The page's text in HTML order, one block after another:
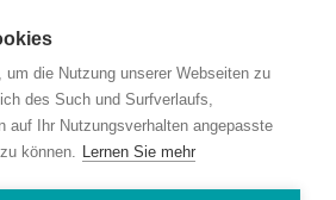
und Vertriebsgesellschaft GmbH
die Nutzung unserer Webseiten zu
des Such und Surfverlaufs,
auf Ihr Nutzungsverhalten angepasste
können. Lernen Sie mehr